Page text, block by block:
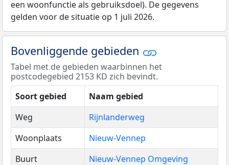
een woonfunctie als gebruiksdoel). De gegevens
gelden voor de situatie op 1 juli 2026.
Bovenliggende gebieden
Tabel met de gebieden waarbinnen het
postcodegebied 2153 KD zich bevindt.
Soort gebied
Naam gebied
Weg
Rijnlanderweg
Woonplaats
Nieuw-Vennep
Buurt
Nieuw-Vennep Omgeving